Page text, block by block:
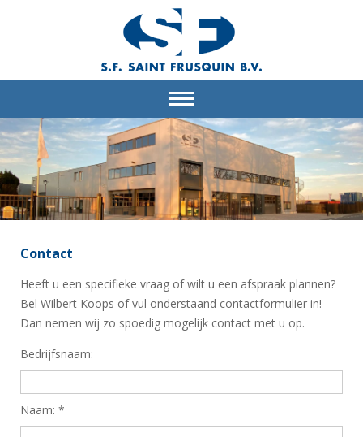
Contact
Heeft u een specifieke vraag of wilt u een afspraak plannen?
Bel Wilbert Koops of vul onderstaand contactformulier in!
Dan nemen wij zo spoedig mogelijk contact met u op.
Bedrijfsnaam:
Naam: *